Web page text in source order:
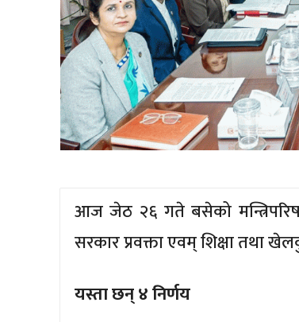
आज जेठ २६ गते बसेको
सरकार प्रवक्ता एवम् शिक्षा तथा
यस्ता छन् ४ निर्णय